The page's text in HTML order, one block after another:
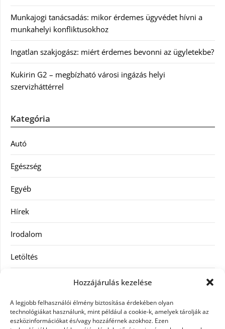
Hozzájárulás kezelése
A legjobb felhasználói élmény biztosítása érdekében olyan
technológiákat használunk, mint például a cookie-k, amelyek tárolják az
eszközinformációkat és/vagy hozzáférnek azokhoz. Ezen
Munkajogi tanácsadás: mikor érdemes ügyvédet hívni a
munkahelyi konfliktusokhoz
Ingatlan szakjogász: miért érdemes bevonni az ügyletekbe?
Kukirin G2 – megbízható városi ingázás helyi
szervizháttérrel
Kategória
Autó
Egészség
Egyéb
Hírek
Irodalom
Letöltés
SEO
Szolgáltatás